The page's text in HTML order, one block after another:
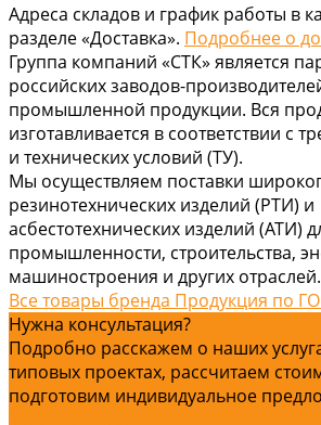
Адреса складов и график работы в
разделе «Доставка». Подробнее о
Группа компаний «СТК» является
российских заводов-
промышленной продукции. Вся
изготавливается в соответствии с
и технических условий (ТУ).
Мы осуществляем поставки
резинотехнических изделий (РТИ) и
асбестотехнических изделий (АТИ)
промышленности, строительства,
машиностроения и других отраслей.
Все товары бренда Продукция по
Нужна консультация?
Подробно расскажем о наших
типовых проектах, рассчитаем
подготовим индивидуальное